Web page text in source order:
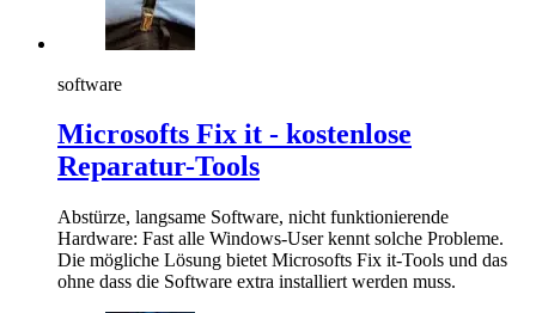
software
Microsofts Fix it - kostenlose
Reparatur-Tools
Abstürze, langsame Software, nicht funktionierende
Hardware: Fast alle Windows-User kennt solche Probleme.
Die mögliche Lösung bietet Microsofts Fix it-Tools und das
ohne dass die Software extra installiert werden muss.